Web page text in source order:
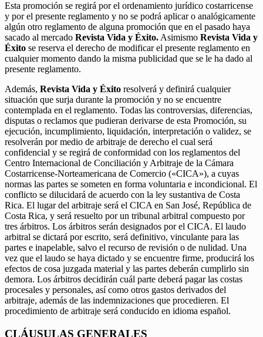
Esta promoción se regirá por el ordenamiento jurídico costarricense
y por el presente reglamento y no se podrá aplicar o analógicamente
algún otro reglamento de alguna promoción que en el pasado haya
sacado al mercado Revista Vida y Éxito. Asimismo Revista Vida y
Éxito se reserva el derecho de modificar el presente reglamento en
cualquier momento dando la misma publicidad que se le ha dado al
presente reglamento.
Además, Revista Vida y Éxito resolverá y definirá cualquier
situación que surja durante la promoción y no se encuentre
contemplada en el reglamento. Todas las controversias, diferencias,
disputas o reclamos que pudieran derivarse de esta Promoción, su
ejecución, incumplimiento, liquidación, interpretación o validez, se
resolverán por medio de arbitraje de derecho el cual será
confidencial y se regirá de conformidad con los reglamentos del
Centro Internacional de Conciliación y Arbitraje de la Cámara
Costarricense-Norteamericana de Comercio («CICA»), a cuyas
normas las partes se someten en forma voluntaria e incondicional. El
conflicto se dilucidará de acuerdo con la ley sustantiva de Costa
Rica. El lugar del arbitraje será el CICA en San José, República de
Costa Rica, y será resuelto por un tribunal arbitral compuesto por
tres árbitros. Los árbitros serán designados por el CICA. El laudo
arbitral se dictará por escrito, será definitivo, vinculante para las
partes e inapelable, salvo el recurso de revisión o de nulidad. Una
vez que el laudo se haya dictado y se encuentre firme, producirá los
efectos de cosa juzgada material y las partes deberán cumplirlo sin
demora. Los árbitros decidirán cuál parte deberá pagar las costas
procesales y personales, así como otros gastos derivados del
arbitraje, además de las indemnizaciones que procedieren. El
procedimiento de arbitraje será conducido en idioma español.
CLÁUSULAS GENERALES